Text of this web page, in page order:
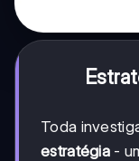
Toda
estratégia -